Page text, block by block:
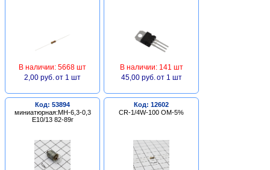
В наличии: 5668 шт
2,00 руб. от 1 шт
В наличии: 141 шт
45,00 руб. от 1 шт
Код: 53894
миниатюрная:МН-6,3-0,3
Е10/13 82-89г
Код: 12602
CR-1/4W-100 ОМ-5%